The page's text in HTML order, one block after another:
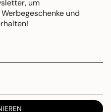
um
und